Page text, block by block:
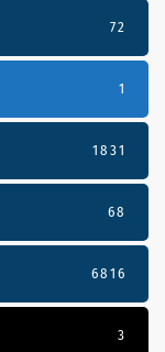
72
1
1831
68
6816
3